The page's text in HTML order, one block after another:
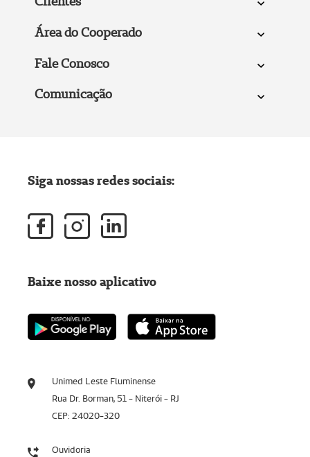
Área do Cooperado
Fale Conosco
Comunicação
Unimed Leste Fluminense
Rua Dr. Borman, 51 - Niterói - RJ
CEP: 24020-320
Ouvidoria
Siga nossas redes sociais:
Baixe nosso aplicativo